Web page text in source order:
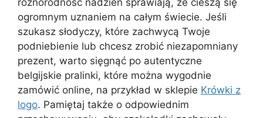
ogromnym uznaniem na całym świecie. Jeśli
szukasz słodyczy, które zachwycą Twoje
podniebienie lub chcesz zrobić niezapomniany
prezent, warto sięgnąć po autentyczne
belgijskie pralinki, które można wygodnie
zamówić online, na przykład w sklepie Krówki z
logo. Pamiętaj także o odpowiednim